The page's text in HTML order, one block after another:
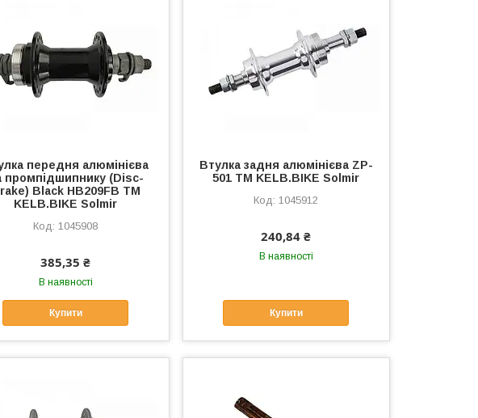
передня алюмінієва
промпідшипнику (Disc-
Black HB209FB ТМ
KELB.BIKE Solmir
1045908
385,35 ₴
В наявності
Купити
Втулка задня алюмінієва ZP-
501 ТМ KELB.BIKE Solmir
1045912
240,84 ₴
В наявності
Купити